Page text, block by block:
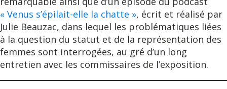
« Venus s’épilait-elle la chatte », écrit et réalisé par
Julie Beauzac, dans lequel les problématiques liées
à la question du statut et de la représentation des
femmes sont interrogées, au gré d’un long
entretien avec les commissaires de l’exposition.